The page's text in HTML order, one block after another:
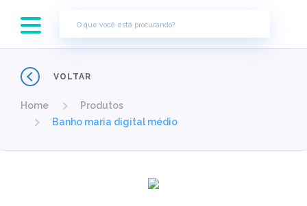
VOLTAR
Home
Produtos
Banho maria digital médio